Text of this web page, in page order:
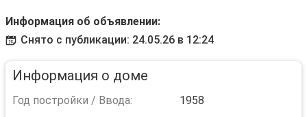
Информация об объявлении:
Снято с публикации: 24.05.26 в 12:24
Информация о доме
Год постройки / Ввода:
1958